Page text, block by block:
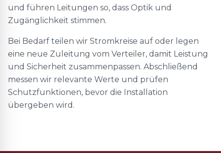
und führen Leitungen so, dass Optik und
Zugänglichkeit stimmen.
Bei Bedarf teilen wir Stromkreise auf oder legen
eine neue Zuleitung vom Verteiler, damit Leistung
und Sicherheit zusammenpassen. Abschließend
messen wir relevante Werte und prüfen
Schutzfunktionen, bevor die Installation
übergeben wird.